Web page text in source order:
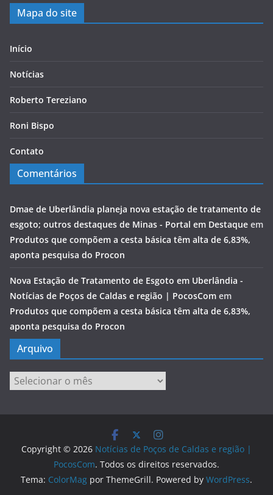
Mapa do site
Início
Notícias
Roberto Tereziano
Roni Bispo
Contato
Comentários
Dmae de Uberlândia planeja nova estação de tratamento de
esgoto; outros destaques de Minas - Portal em Destaque em
Produtos que compõem a cesta básica têm alta de 6,83%,
aponta pesquisa do Procon
Nova Estação de Tratamento de Esgoto em Uberlândia -
Notícias de Poços de Caldas e região | PocosCom em
Produtos que compõem a cesta básica têm alta de 6,83%,
aponta pesquisa do Procon
Arquivo
Arquivo
Copyright © 2026 Notícias de Poços de Caldas e região |
PocosCom. Todos os direitos reservados.
Tema: ColorMag por ThemeGrill. Powered by WordPress.